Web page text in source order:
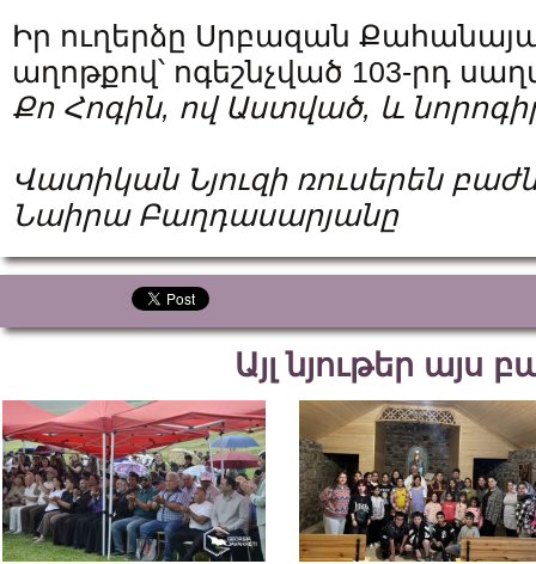
Իր ուղերձը Սրբազան
աղոթքով՝ ոգեշնչված 103-րդ
Քո Հոգին, ով Աստված, և
Վատիկան Նյուզի ռուսերեն
Նաիրա Բաղդասարյանը
Այլ նյութեր այս